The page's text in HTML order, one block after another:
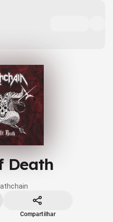
Death
Compartilhar